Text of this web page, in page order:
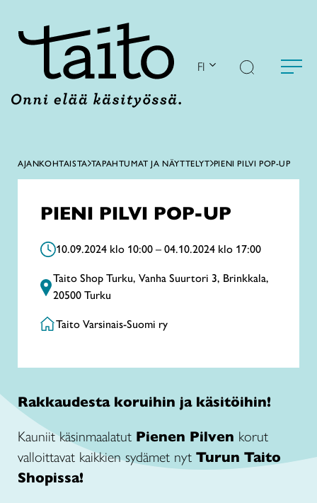
FI
AJANKOHTAISTA TAPAHTUMAT JA NÄYTTELYT PIENI PILVI POP-UP
PIENI PILVI POP-UP
10.09.2024 klo 10:00 – 04.10.2024 klo 17:00
Taito Shop Turku, Vanha Suurtori 3, Brinkkala,
20500 Turku
Taito Varsinais-Suomi ry
Rakkaudesta koruihin ja käsitöihin!
Kauniit käsinmaalatut Pienen Pilven korut
valloittavat kaikkien sydämet nyt Turun Taito
Shopissa!